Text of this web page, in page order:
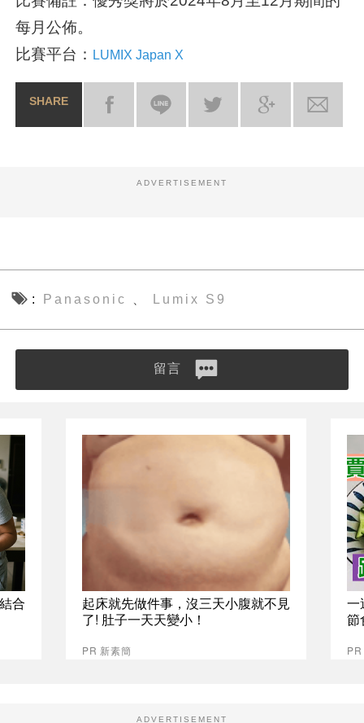
每月公佈。
比賽平台：
LUMIX Japan X
SHARE
ADVERTISEMENT
Panasonic Lumix S9
留言
合
起床就先做件事，沒三天小腹就不見
了! 肚子一天天變小！
PR 新素簡
一
節
ADVERTISEMENT